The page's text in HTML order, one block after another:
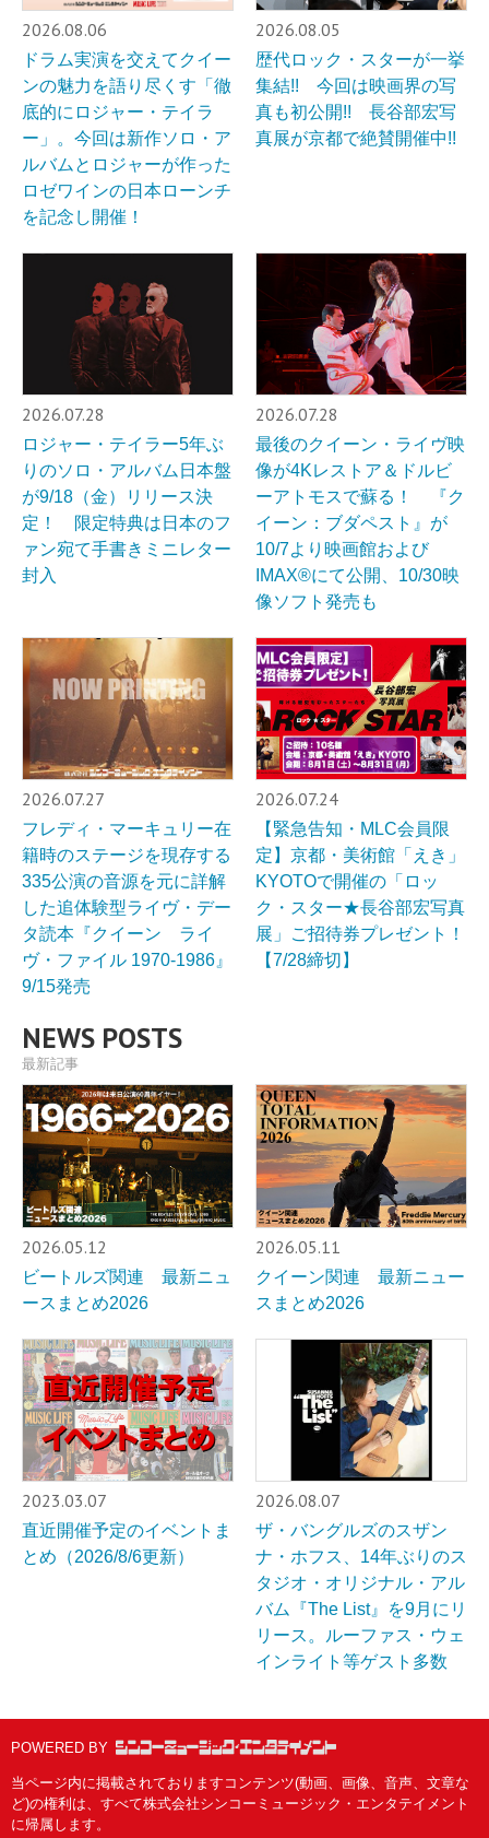
2026.08.06
ドラム実演を交えてクイー
ンの魅力を語り尽くす「徹
底的にロジャー・テイラ
ー」。今回は新作ソロ・ア
ルバムとロジャーが作った
ロゼワインの日本ローンチ
を記念し開催！
2026.08.05
歴代ロック・スターが一挙
集結!! 今回は映画界の写
真も初公開!! 長谷部宏写
真展が京都で絶賛開催中!!
2026.07.28
ロジャー・テイラー5年ぶ
りのソロ・アルバム日本盤
が9/18（金）リリース決
定！ 限定特典は日本のフ
ァン宛て手書きミニレター
封入
2026.07.28
最後のクイーン・ライヴ映
像が4Kレストア＆ドルビ
ーアトモスで蘇る！ 『ク
イーン：ブダペスト』が
10/7より映画館および
IMAX®︎にて公開、10/30映
像ソフト発売も
2026.07.27
フレディ・マーキュリー在
籍時のステージを現存する
335公演の音源を元に詳解
した追体験型ライヴ・デー
タ読本『クイーン ライ
ヴ・ファイル 1970-1986』
9/15発売
2026.07.24
【緊急告知・MLC会員限
定】京都・美術館「えき」
KYOTOで開催の「ロッ
ク・スター★長谷部宏写真
展」ご招待券プレゼント！
【7/28締切】
NEWS POSTS
最新記事
2026.05.12
ビートルズ関連 最新ニュ
ースまとめ2026
2026.05.11
クイーン関連 最新ニュー
スまとめ2026
2023.03.07
直近開催予定のイベントま
とめ（2026/8/6更新）
2026.08.07
ザ・バングルズのスザン
ナ・ホフス、14年ぶりのス
タジオ・オリジナル・アル
バム『The List』を9月にリ
リース。ルーファス・ウェ
インライト等ゲスト多数
POWERED BY
当ページ内に掲載されておりますコンテンツ(動画、画像、音声、文章な
ど)の権利は、すべて株式会社シンコーミュージック・エンタテイメント
に帰属します。